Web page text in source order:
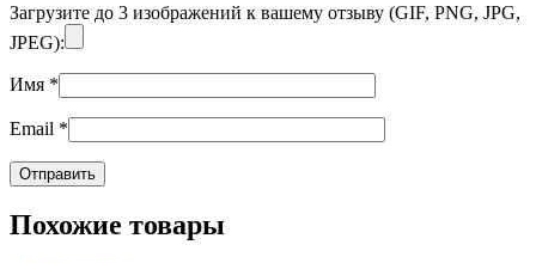
Загрузите до 3 изображений к вашему отзыву (GIF, PNG, JPG,
JPEG):
Имя *
Email *
Похожие товары